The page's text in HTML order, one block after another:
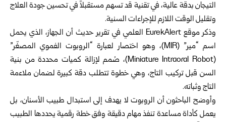
التيجان بدقة عالية، في تقنية قد تسهم مستقبلاً في تحسين جودة العلاج
وتقليل الوقت اللازم للإجراءات السنية.
وذكر موقع EurekAlert العلمي في تقرير حديث أن الجهاز، الذي يحمل
اسم “مير” (MIR)، وهو اختصار لعبارة “الروبوت الفموي المصغّر”
(Miniature Intraoral Robot)، صُمم لإزالة كميات محددة من بنية
السن قبل تركيب التاج، وهي خطوة تتطلب دقة كبيرة لضمان ملاءمة
التاج وثباته.
وأوضح الباحثون أن الروبوت لا يهدف إلى استبدال طبيب الأسنان، بل
يعمل كأداة مساعدة تنفذ مهام دقيقة وفق خطة رقمية يحددها الطبيب